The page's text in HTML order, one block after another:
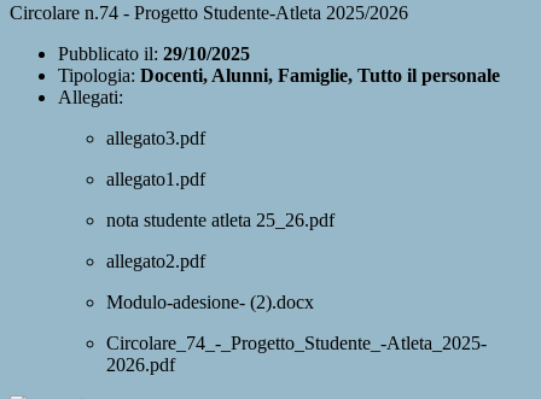
Circolare n.74 - Progetto Studente-Atleta 2025/2026
Pubblicato il: 29/10/2025
Tipologia: Docenti, Alunni, Famiglie, Tutto il personale
Allegati:
allegato3.pdf
allegato1.pdf
nota studente atleta 25_26.pdf
allegato2.pdf
Modulo-adesione- (2).docx
Circolare_74_-_Progetto_Studente_-Atleta_2025-
2026.pdf